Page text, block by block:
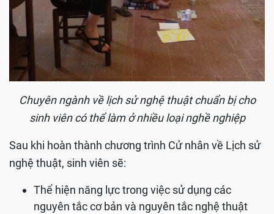
Chuyên ngành về lịch sử nghệ thuật chuẩn bị cho
sinh viên có thể làm ở nhiều loại nghề nghiệp
Sau khi hoàn thành chương trình Cử nhân về Lịch sử
nghệ thuật, sinh viên sẽ:
Thể hiện năng lực trong việc sử dụng các
nguyên tắc cơ bản và nguyên tắc nghệ thuật